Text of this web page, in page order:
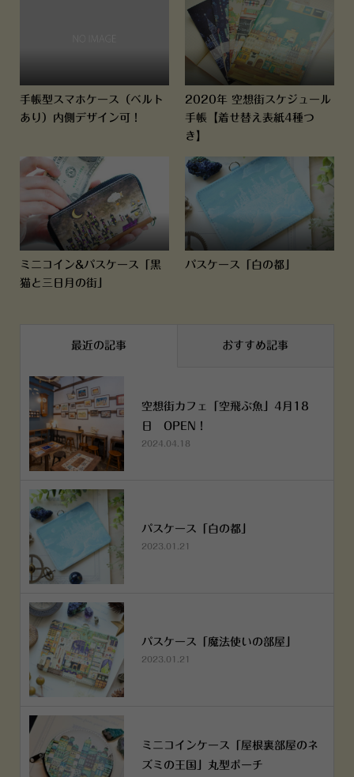
手帳型スマホケース（ベルト
あり）内側デザイン可！
2020年 空想街スケジュール
手帳【着せ替え表紙4種つ
き】
ミニコイン&パスケース「黒
猫と三日月の街」
パスケース「白の都」
最近の記事 おすすめ記事
空想街カフェ「空飛ぶ魚」4月18
日 OPEN！
2024.04.18
パスケース「白の都」
2023.01.21
パスケース「魔法使いの部屋」
2023.01.21
ミニコインケース「屋根裏部屋のネ
ズミの王国」丸型ポーチ